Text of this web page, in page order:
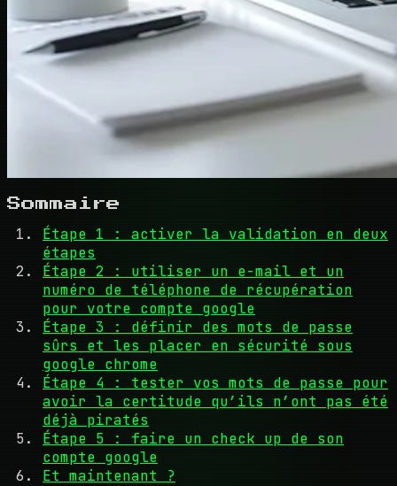
Sommaire
Étape 1 : activer la validation en deux
étapes
Étape 2 : utiliser un e-mail et un
numéro de téléphone de récupération
pour votre compte google
Étape 3 : définir des mots de passe
sûrs et les placer en sécurité sous
google chrome
Étape 4 : tester vos mots de passe pour
avoir la certitude qu’ils n’ont pas été
déjà piratés
Étape 5 : faire un check up de son
compte google
Et maintenant ?